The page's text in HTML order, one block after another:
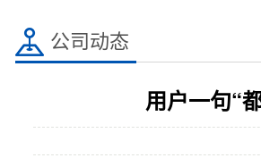
公司动态
用户一句“